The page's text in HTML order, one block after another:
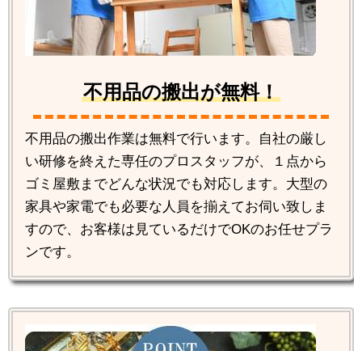
不用品の搬出が無料！
不用品の搬出作業は無料で行います。自社の厳し
い研修を終えた専任のプロスタッフが、１点から
ゴミ屋敷までどんな状況でも対応します。大型の
家具や家電でも必要な人員を揃えてお伺い致しま
すので、お客様は見ているだけでOKのお任せプラ
ンです。